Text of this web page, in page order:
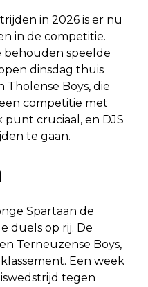
in 2026 is er nu
in de competitie.
speelde
dinsdag thuis
Boys, die
competitie met
punt cruciaal, en DJS
te gaan.
Spartaan de
duels op rij. De
Terneuzense Boys,
Een week
tegen